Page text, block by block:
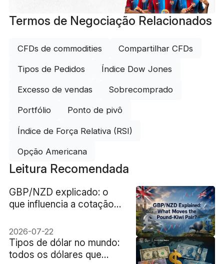
Termos de Negociação Relacionados
CFDs de commodities Compartilhar CFDs
Tipos de Pedidos Índice Dow Jones
Excesso de vendas Sobrecomprado
Portfólio Ponto de pivô
Índice de Força Relativa (RSI)
Opção Americana
Leitura Recomendada
GBP/NZD explicado: o
que influencia a cotação
neozelandês?
2026-07-22
Tipos de dólar no mundo:
todos os dólares que